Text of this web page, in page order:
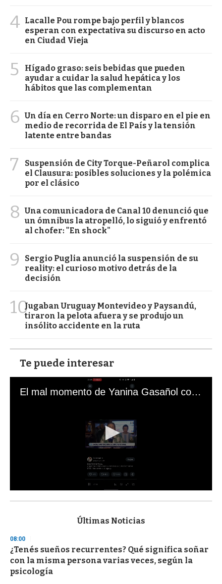
4 Lacalle Pou rompe bajo perfil y blancos
esperan con expectativa su discurso en acto
en Ciudad Vieja
5
Hígado graso: seis bebidas que pueden
ayudar a cuidar la salud hepática y los
hábitos que las complementan
6 Un día en Cerro Norte: un disparo en el pie en
medio de recorrida de El País y la tensión
latente entre bandas
7
Suspensión de City Torque-Peñarol complica
el Clausura: posibles soluciones y la polémica
por el clásico
8 Una comunicadora de Canal 10 denunció que
un ómnibus la atropelló, lo siguió y enfrentó
al chofer: "En shock"
9
Sergio Puglia anunció la suspensión de su
reality: el curioso motivo detrás de la
decisión
10Jugaban Uruguay Montevideo y Paysandú,
tiraron la pelota afuera y se produjo un
insólito accidente en la ruta
Te puede interesar
El mal momento de Yanina Gasañol con un hincha argentino en "Subrayado"
s
d
s
o
f
3
Últimas Noticias
08:00
¿Tenés sueños recurrentes? Qué significa soñar
con la misma persona varias veces, según la
psicología